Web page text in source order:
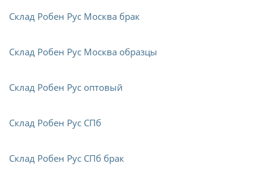
Склад Робен Рус Москва брак
Склад Робен Рус Москва образцы
Склад Робен Рус оптовый
Склад Робен Рус СПб
Склад Робен Рус СПб брак